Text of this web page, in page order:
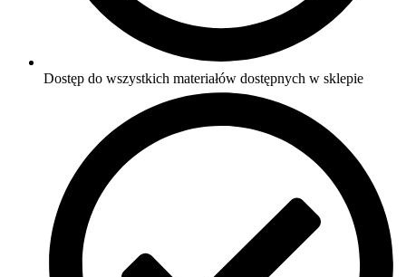
Dostęp do wszystkich materiałów dostępnych w sklepie